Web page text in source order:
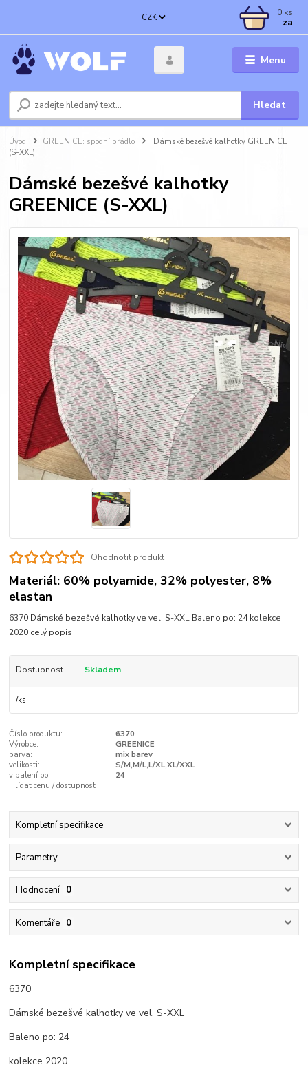
Menu
CZK
Hledat
0 ks
za
Úvod GREENICE: spodní prádlo
Dámské bezešvé kalhotky GREENICE
(S-XXL)
Dámské bezešvé kalhotky
GREENICE (S-XXL)
Ohodnotit produkt
Materiál: 60% polyamide, 32% polyester, 8%
elastan
6370 Dámské bezešvé kalhotky ve vel. S-XXL Baleno po: 24 kolekce
2020 celý popis
Dostupnost Skladem
/ks
Číslo produktu:
6370
Výrobce:
GREENICE
barva:
mix barev
velikosti:
S/M,M/L,L/XL,XL/XXL
v balení po:
24
Hlídat cenu / dostupnost
Kompletní specifikace
Parametry
Hodnocení 0
Komentáře 0
Kompletní specifikace
6370
Dámské bezešvé kalhotky ve vel. S-XXL
Baleno po: 24
kolekce 2020